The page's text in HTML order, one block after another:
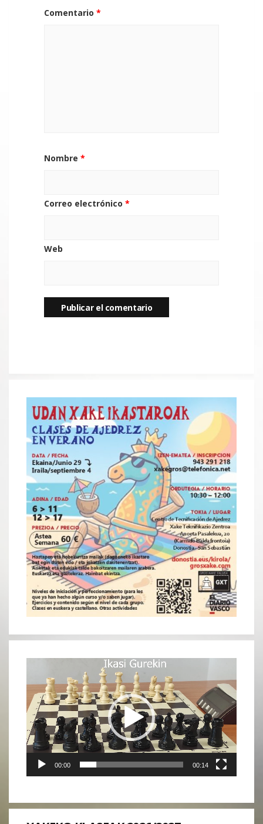
Comentario *
Nombre *
Correo electrónico *
Web
de
vídeo
00:00 00:14